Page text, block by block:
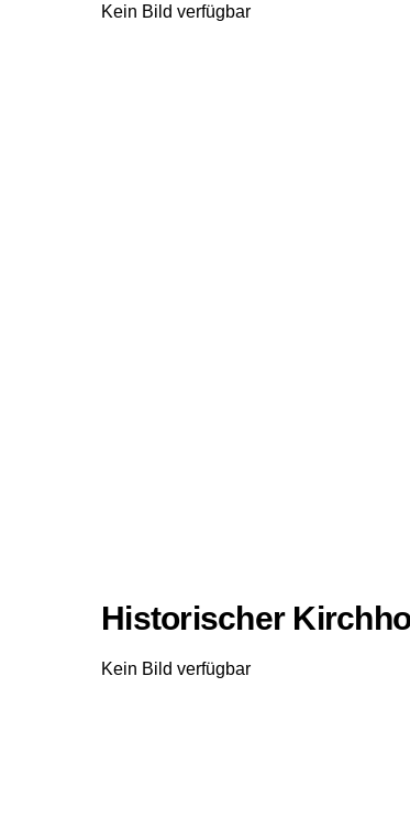
Kein Bild verfügbar
Historischer
Kein Bild verfügbar